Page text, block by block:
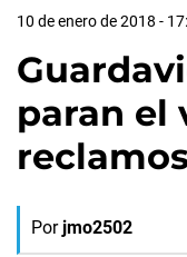
10 de enero de 2018 -
paran el
Por jmo2502